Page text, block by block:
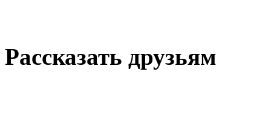
Рассказать друзьям